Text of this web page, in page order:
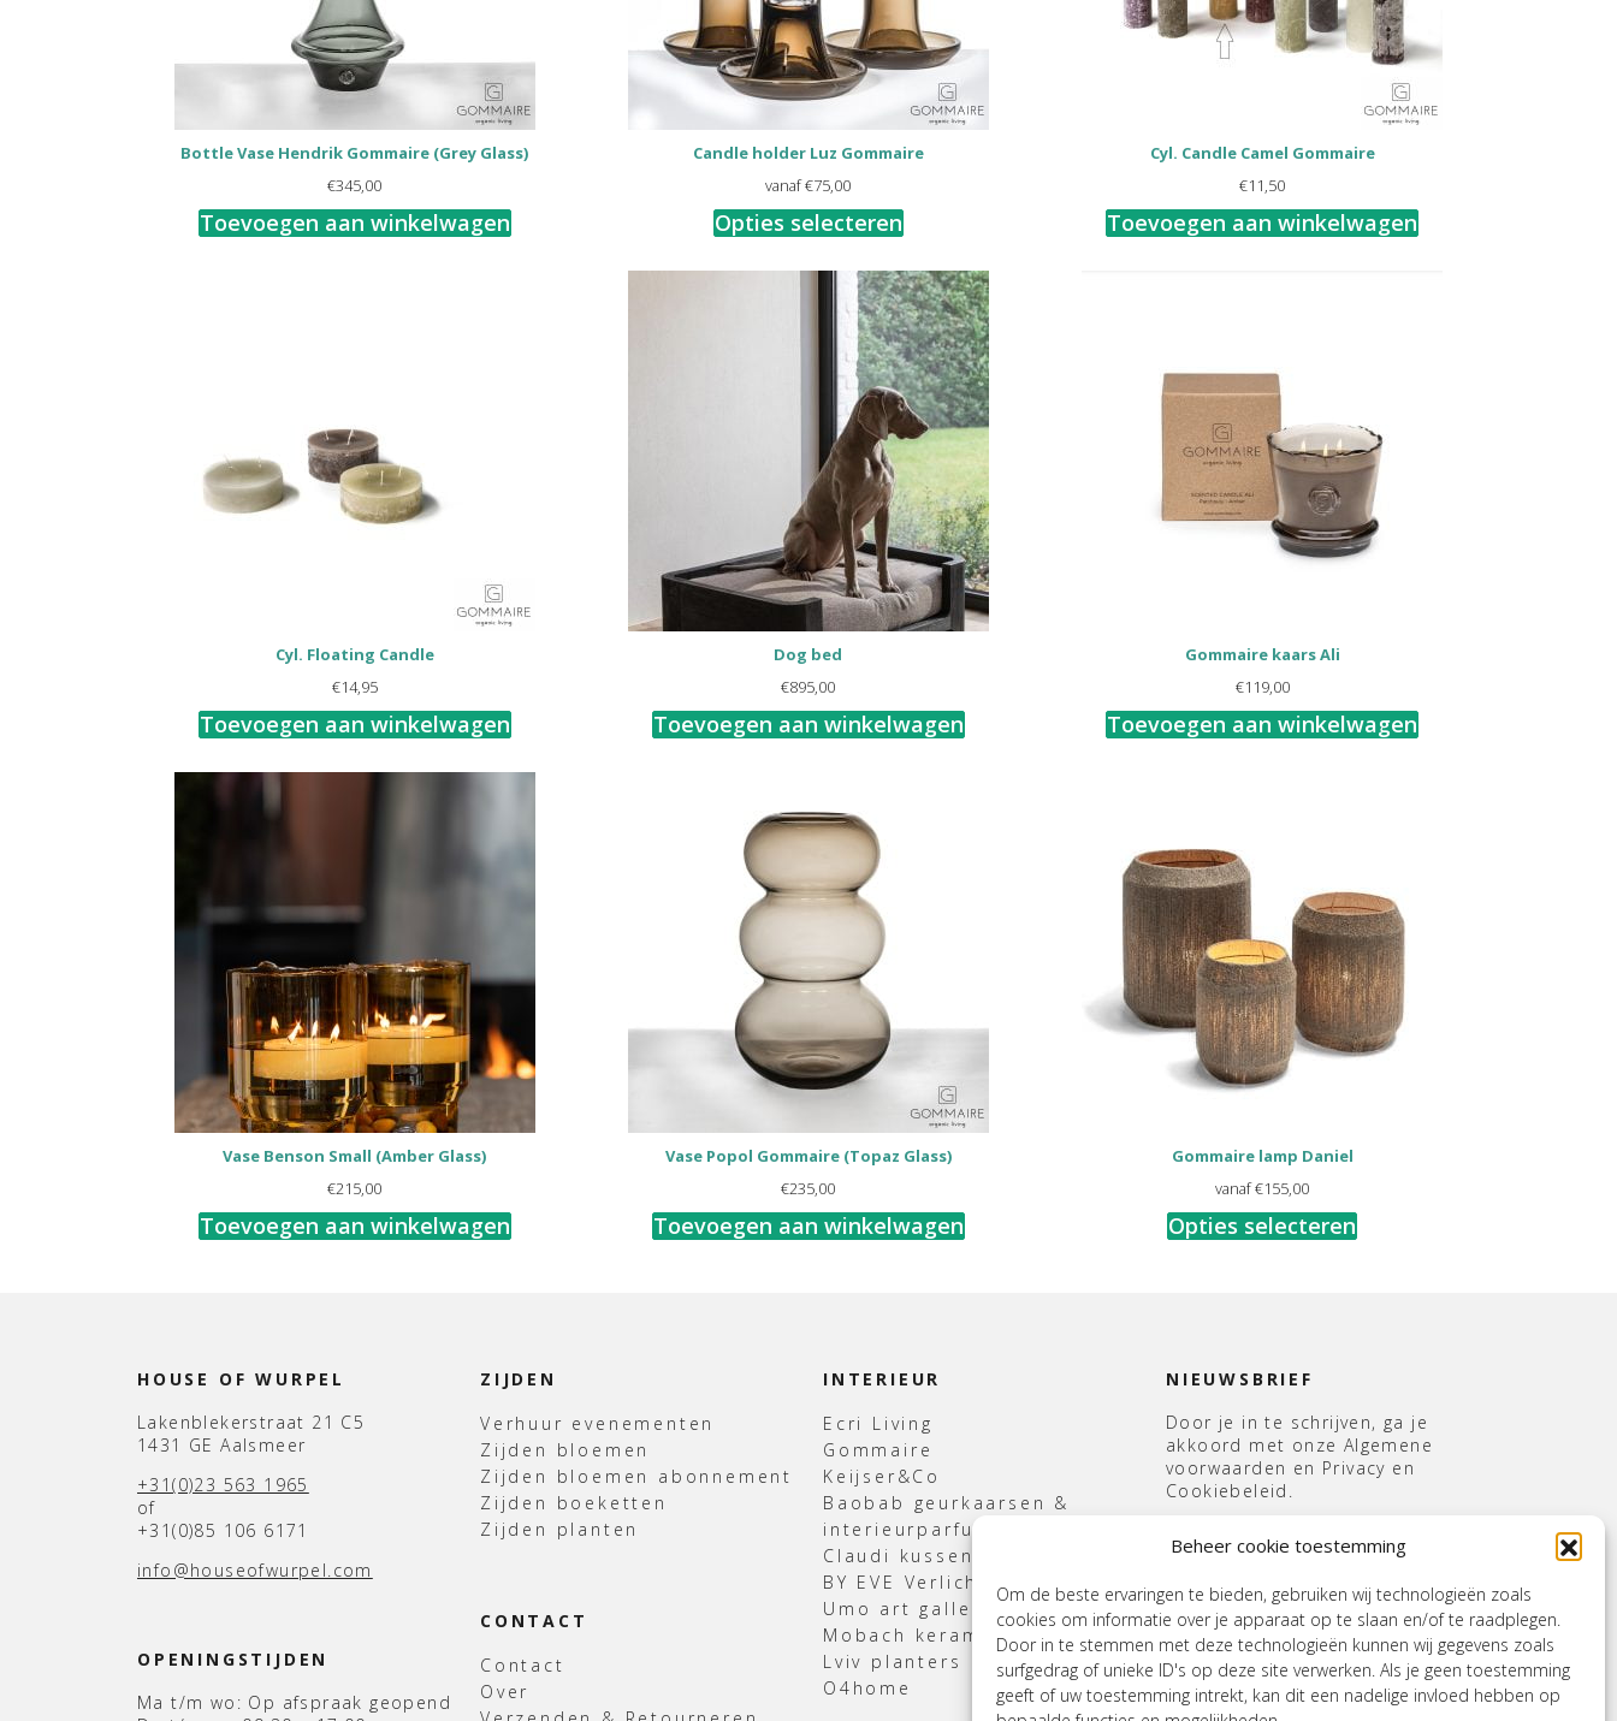
Beheer cookie toestemming
Om de beste ervaringen te bieden, gebruiken wij technologieën zoals
cookies om informatie over je apparaat op te slaan en/of te raadplegen.
Door in te stemmen met deze technologieën kunnen wij gegevens zoals
surfgedrag of unieke ID's op deze site verwerken. Als je geen toestemming
geeft of uw toestemming intrekt, kan dit een nadelige invloed hebben op
Bottle Vase Hendrik Gommaire (Grey Glass)
€345,00
Toevoegen aan winkelwagen
Candle holder Luz Gommaire
vanaf€75,00
Opties selecteren
Cyl. Candle Camel Gommaire
€11,50
Toevoegen aan winkelwagen
Cyl. Floating Candle
€14,95
Toevoegen aan winkelwagen
Dog bed
€895,00
Toevoegen aan winkelwagen
Gommaire kaars Ali
€119,00
Toevoegen aan winkelwagen
Vase Benson Small (Amber Glass)
€215,00
Toevoegen aan winkelwagen
Vase Popol Gommaire (Topaz Glass)
€235,00
Toevoegen aan winkelwagen
Gommaire lamp Daniel
vanaf€155,00
Opties selecteren
HOUSE OF WURPEL
Lakenblekerstraat 21 C5
1431 GE Aalsmeer
+31(0)23 563 1965
of
+31(0)85 106 6171
info@houseofwurpel.com
OPENINGSTIJDEN
Ma t/m wo: Op afspraak geopend
ZIJDEN
Verhuur evenementen
Zijden bloemen
Zijden bloemen abonnement
Zijden boeketten
Zijden planten
CONTACT
Contact
Over
INTERIEUR
Ecri Living
Gommaire
Keijser&Co
Baobab geurkaarsen &
interieurparfum
Claudi kussens & Plaids
BY EVE Verlichting
Umo art gallery
Mobach keramiek
Lviv planters
O4home
NIEUWSBRIEF
Door je in te schrijven, ga je
akkoord met onze Algemene
voorwaarden en Privacy en
Cookiebeleid.
mailadres *